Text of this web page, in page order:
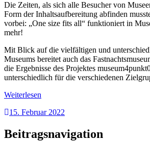
Die Zeiten, als sich alle Besucher von
Form der Inhaltsaufbereitung abfinden
vorbei: „One size fits all“ funktioniert in
mehr!
Mit Blick auf die vielfältigen und
Museums bereitet auch das
die Ergebnisse des Projektes
unterschiedlich für die verschiedenen
Weiterlesen
15. Februar 2022
Beitragsnavigation